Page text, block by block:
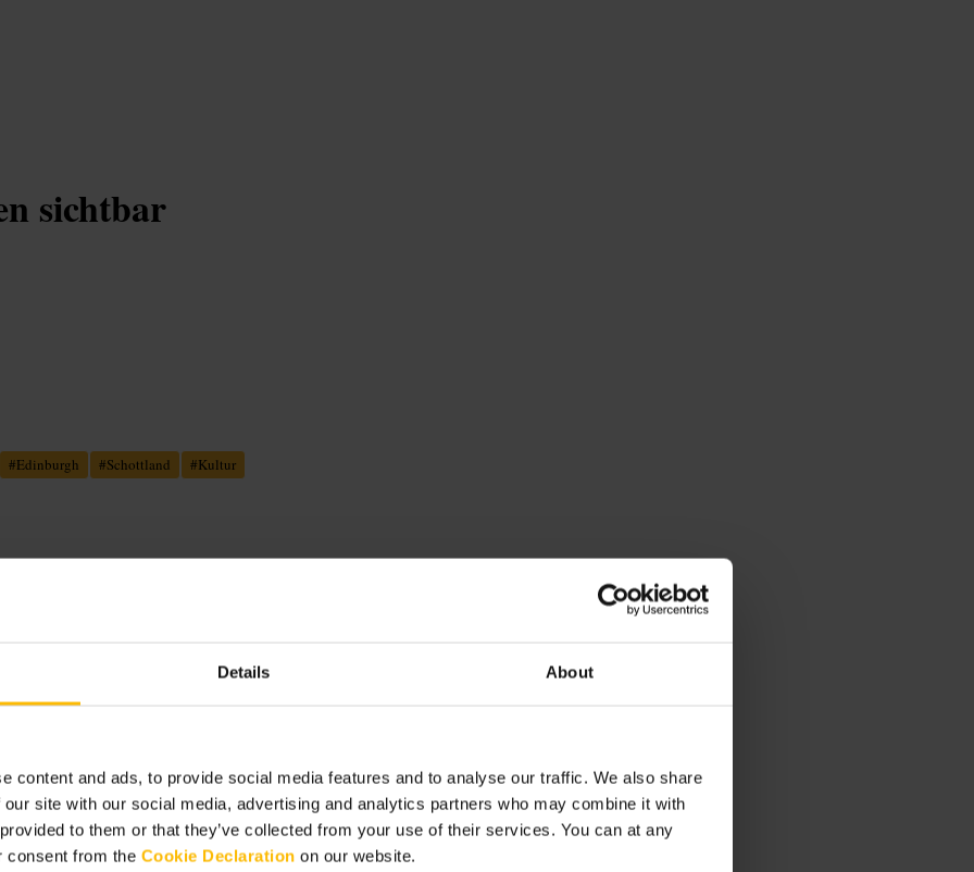
Details About
content and ads, to provide social media features and to analyse our traffic. We also share
site with our social media, advertising and analytics partners who may combine it with
to them or that they’ve collected from your use of their services. You can at any
consent from the Cookie Declaration on our website.
sichtbar
#Edinburgh #Schottland #Kultur
Fotografien. Zu den Exponaten
Texten. Einige Räume bieten
Führungen. Kombinieren Sie
sehen möchten. Packen